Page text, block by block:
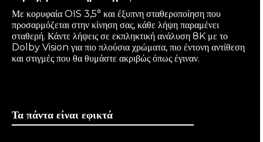
Με κορυφαία OIS 3,5° και έξυπνη σταθεροποίηση που
προσαρμόζεται στην κίνηση σας, κάθε λήψη παραμένει
σταθερή. Κάντε λήψεις σε εκπληκτική ανάλυση 8K με το
Dolby Vision για πιο πλούσια χρώματα, πιο έντονη αντίθεση
και στιγμές που θα θυμάστε ακριβώς όπως έγιναν.
Τα πάντα είναι εφικτά